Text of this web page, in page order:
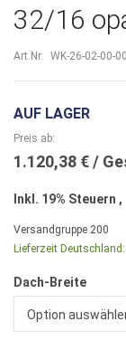
32/16
Art.Nr. WK-26-02-00-00
AUF LAGER
Preis ab
1.120,38 €
Inkl. 19% Steuern ,
Versandgruppe 200
Lieferzeit Deutschland:
Dach-Breite
Option